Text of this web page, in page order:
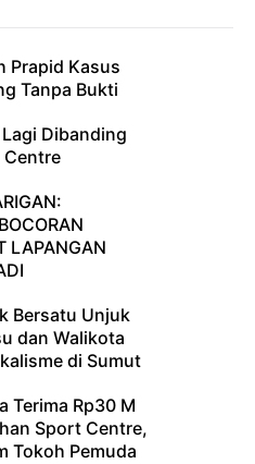
Prapid Kasus
Tanpa Bukti
Dibanding
Centre
LAPANGAN
Bersatu Unjuk
dan Walikota
di Sumut
Terima Rp30 M
Sport Centre,
Tokoh Pemuda